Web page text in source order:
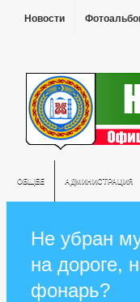
Новости
ОБЩЕЕ АДМИНИСТРАЦИЯ
Не убран
на дороге,
фонарь?